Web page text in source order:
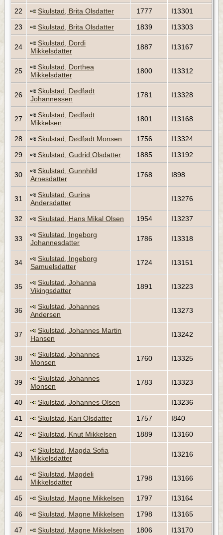
22
Skulstad, Brita Olsdatter 1777
I13301
23
Skulstad, Brita Olsdatter 1839 I13303
24
Skulstad, Dordi
Mikkelsdatter
1887 I13167
25
Skulstad, Dorthea
Mikkelsdatter
1800 I13312
26
Skulstad, Dødfødt
Johannessen
1781 I13328
27
Skulstad, Dødfødt
Mikkelsen
1801 I13168
28 Skulstad, Dødfødt Monsen 1756
I13324
29
Skulstad, Gudrid Olsdatter 1885 I13192
30
Skulstad, Gunnhild
Arnesdatter
1768 I898
31
Skulstad, Gurina
Andersdatter
I13276
32 Skulstad, Hans Mikal Olsen 1954 I13237
33
Skulstad, Ingeborg
Johannesdatter
1786 I13318
34
Skulstad, Ingeborg
Samuelsdatter
1724 I13151
35
Skulstad, Johanna
Vikingsdatter
1891 I13223
36
Skulstad, Johannes
Andersen
I13273
37
Skulstad, Johannes Martin
Hansen
I13242
38
Skulstad, Johannes
Monsen
1760 I13325
39
Skulstad, Johannes
Monsen
1783 I13323
40 Skulstad, Johannes Olsen
I13236
41
Skulstad, Kari Olsdatter 1757
I840
42
Skulstad, Knut Mikkelsen 1889 I13160
43
Skulstad, Magda Sofia
Mikkelsdatter
I13216
44
Skulstad, Magdeli
Mikkelsdatter
1798 I13166
45 Skulstad, Magne Mikkelsen 1797
I13164
46
Skulstad, Magne Mikkelsen 1798
I13165
47
Skulstad, Magne Mikkelsen 1806 I13170